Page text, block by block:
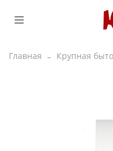
Главная Крупная